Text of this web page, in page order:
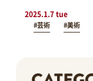
2025.1.7 tue
#芸術 #美術